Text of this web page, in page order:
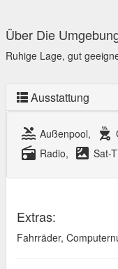
Über Die
Ruhige Lage, gut
Ausstattung
pool Außenpool, outdoor_grill
radio Radio, satellite Sat-
Extras:
Fahrräder,